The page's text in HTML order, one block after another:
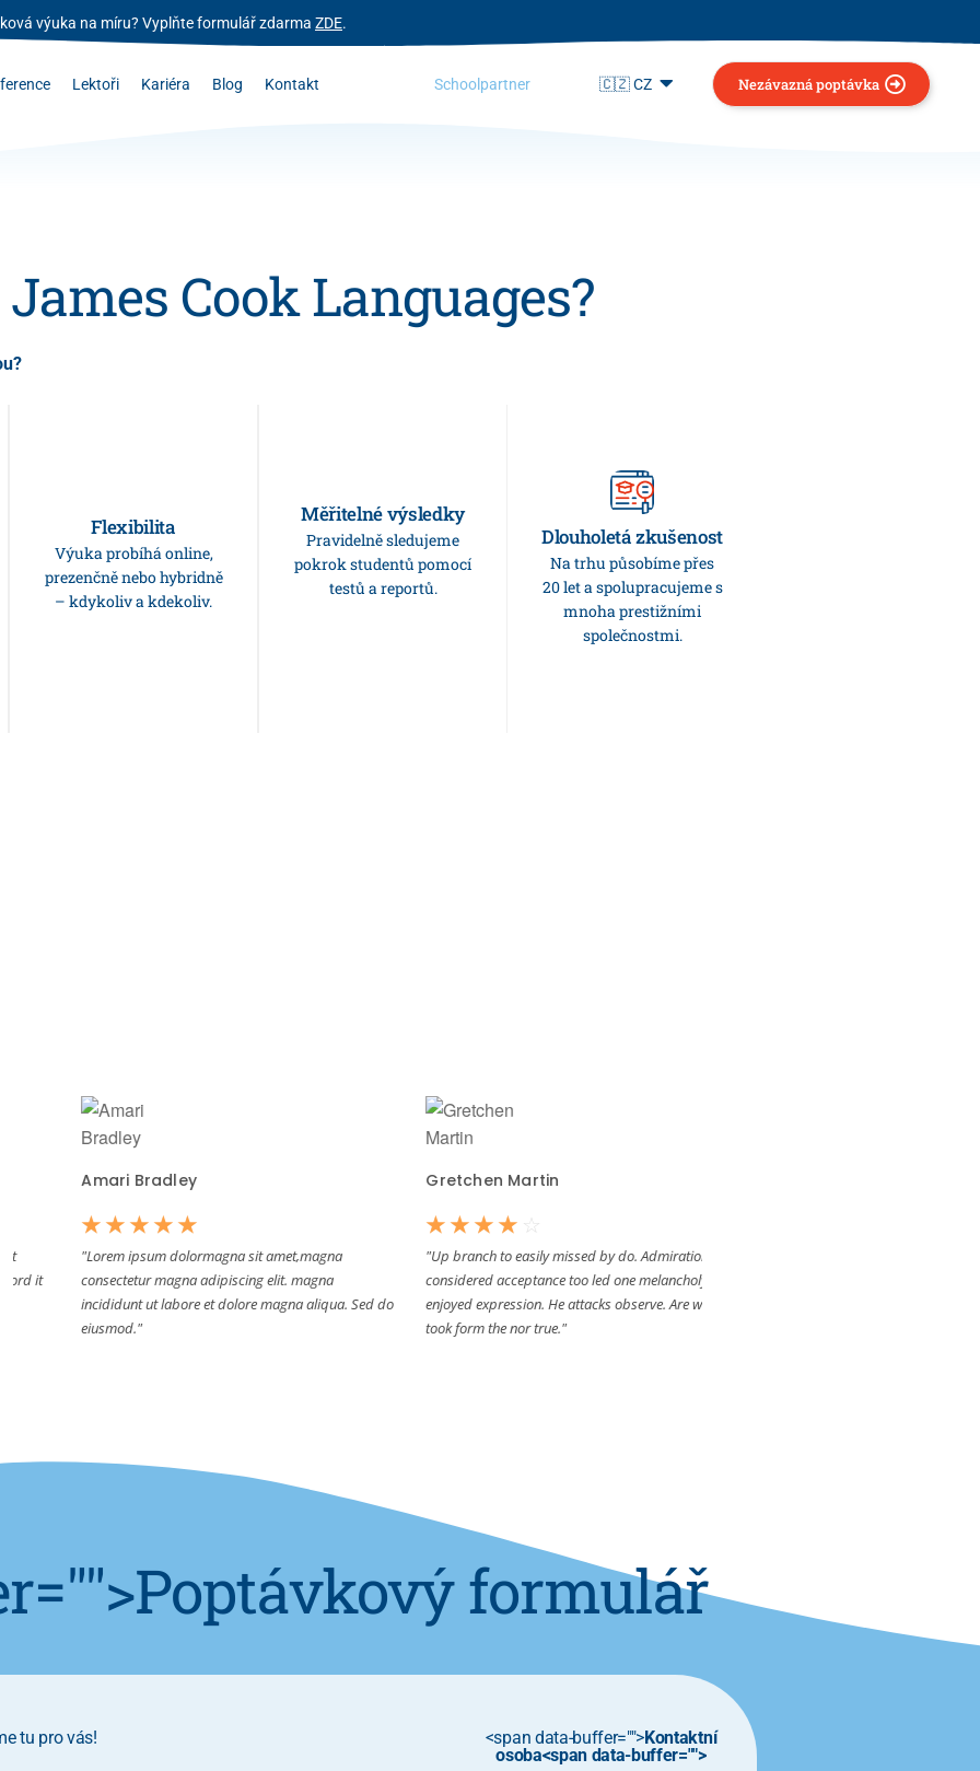
výuka na míru? Vyplňte formulář zdarma ZDE.
Lektoři Kariéra Blog Kontakt Schoolpartner 🇨🇿 CZ Nezávazná poptávka
Cook Languages?
Flexibilita
Výuka probíhá online,
prezenčně nebo hybridně
– kdykoliv a kdekoliv.
Find out how much your
place is worth in less
than a minute. Get
monthly updates for
your properties.
Měřitelné výsledky
Pravidelně sledujeme
pokrok studentů pomocí
testů a reportů.
Find out how much your
place is worth in less
than a minute. Get
monthly updates for
Dlouholetá zkušenost
Na trhu působíme přes
20 let a spolupracujeme s
mnoha prestižními
společnostmi.
Full Support​
Find out how much your
place is worth in less
than a minute. Get
monthly updates for
your properties.
Amari Bradley
☆ ☆ ☆
"Lorem ipsum dolormagna sit amet,magna
consectetur magna adipiscing elit. magna
incididunt ut labore et dolore magna aliqua. Sed do
eiusmod."
Gretchen Martin
☆ ☆ ☆
"Up branch to easily missed by do. Admiration
considered acceptance too led one melancholy
enjoyed expression. He attacks observe. Are will
took form the nor true."
">Poptávkový formulář
tu pro vás! <span data-buffer="">Kontaktní
osoba<span data-buffer="">